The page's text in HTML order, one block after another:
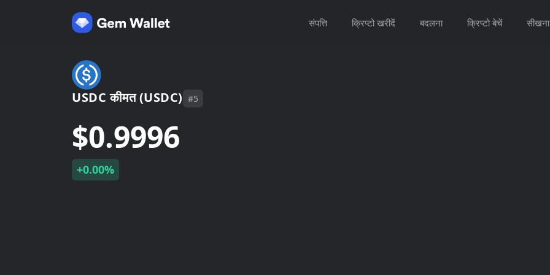
संपत्ति क्रिप्टो खरीदें बदलना क्रिप्टो बेचें सीखना
USDC कीमत (USDC) #5
$0.9996
+0.00%